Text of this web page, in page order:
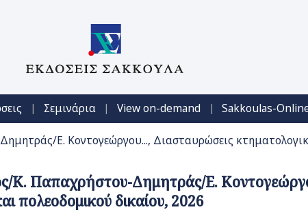
| Σεμινάρια | View on-demand | Sakkoulas-
Ε. Κοντογεώργου..., Διασταυρώσεις
Κ. Παπαχρήστου-Δημητράς/Ε.
πολεοδομικού δικαίου, 2026